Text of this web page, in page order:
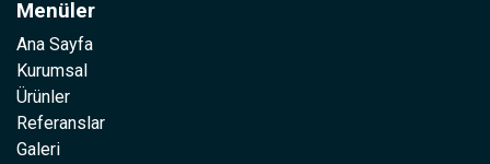
Menüler
Ana Sayfa
Kurumsal
Ürünler
Referanslar
Galeri